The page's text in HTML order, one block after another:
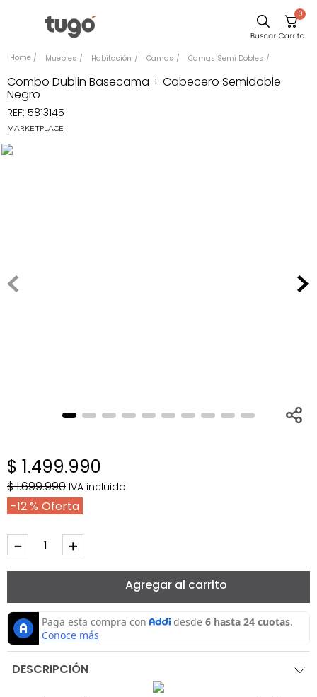
0
Muebles Habitación Camas Camas Semi Dobles
Combo Dublin Basecama + Cabecero Semidoble
Negro
REF: 5813145
MARKETPLACE
$ 1.499.990
$1.699.990 IVA incluido
12 %
＋
－
Agregar al carrito
DESCRIPCIÓN
Comedor
Escritorio
Silla